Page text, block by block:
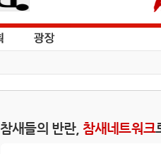
참새들의 반란, 참새네트워크